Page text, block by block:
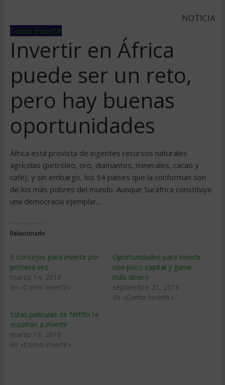
NOTICIA
Como invertir
Invertir en África
puede ser un reto,
pero hay buenas
oportunidades
África está provista de ingentes recursos naturales
agrícolas (petróleo, oro, diamantes, minerales, cacao y
café), y sin embargo, los 54 países que la conforman son
de los más pobres del mundo. Aunque Suráfrica constituye
una democracia ejemplar,…
Relacionado
5 consejos para invertir por
primera vez
marzo 14, 2018
En «Como invertir»
Oportunidades para invertir
con poco capital y ganar
más dinero
septiembre 21, 2018
En «Como invertir»
Estas películas de Netflix te
enseñan a invertir
marzo 19, 2019
En «Como invertir»